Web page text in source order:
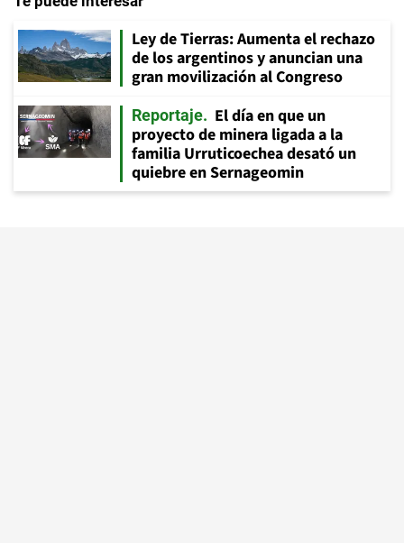
Ley de Tierras: Aumenta el rechazo
de los argentinos y anuncian una
gran movilización al Congreso
Reportaje
El día en que un
proyecto de minera ligada a la
familia Urruticoechea desató un
quiebre en Sernageomin